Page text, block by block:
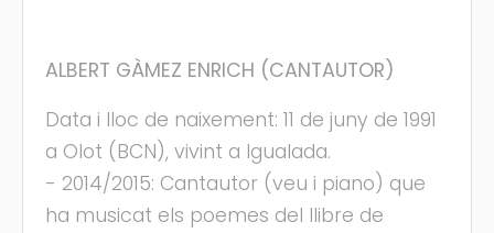
ALBERT GÀMEZ ENRICH (CANTAUTOR)
Data i lloc de naixement: 11 de juny de 1991
a Olot (BCN), vivint a Igualada.
- 2014/2015: Cantautor (veu i piano) que
ha musicat els poemes del llibre de